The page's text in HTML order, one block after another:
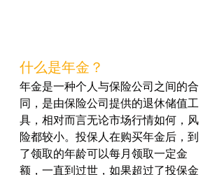
什么是年金？
年金是一种个人与保险公司之间的合
同，是由保险公司提供的退休储值工
具，相对而言无论市场行情如何，风
险都较小。投保人在购买年金后，到
了领取的年龄可以每月领取一定金
额，一直到过世，如果超过了投保金